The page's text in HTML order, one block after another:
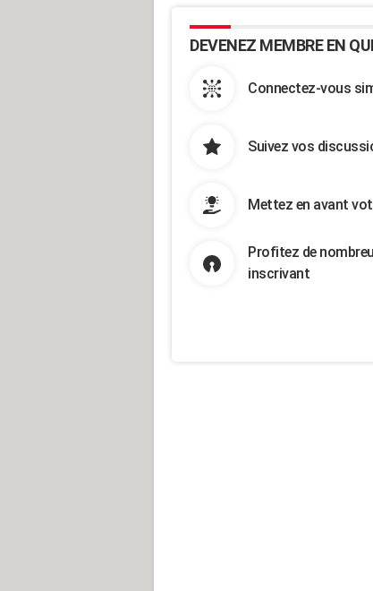
DEVENEZ MEMBRE EN
Connectez-vous
Suivez vos
Mettez en avant
Profitez de
inscrivant